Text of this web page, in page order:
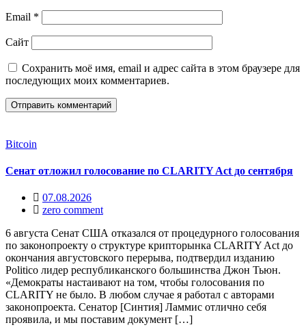
Email *
Сайт
Сохранить моё имя, email и адрес сайта в этом браузере для
последующих моих комментариев.
Bitcoin
Сенат отложил голосование по CLARITY Act до сентября
07.08.2026
zero comment
6 августа Сенат США отказался от процедурного голосования
по законопроекту о структуре крипторынка CLARITY Act до
окончания августовского перерыва, подтвердил изданию
Politico лидер республиканского большинства Джон Тьюн.
«Демократы настаивают на том, чтобы голосования по
CLARITY не было. В любом случае я работал с авторами
законопроекта. Сенатор [Синтия] Ламмис отлично себя
проявила, и мы поставим документ […]